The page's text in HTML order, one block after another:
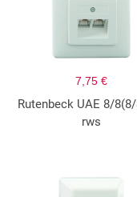
7,75 €
Rutenbeck UAE 8/
rws